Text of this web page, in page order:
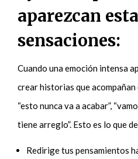
aparezcan
sensaciones:
Cuando una emoción intensa
crear historias que
“esto nunca va a acabar”,
tiene arreglo”. Esto es lo que
Redirige tus pensamientos